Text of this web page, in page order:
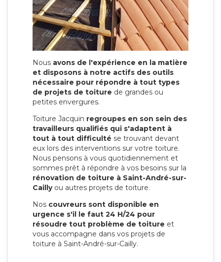
Nous avons de l'expérience en la matière
et disposons à notre actifs des outils
nécessaire pour répondre à tout types
de projets de toiture de grandes ou
petites envergures.
Toiture Jacquin regroupes en son sein des
travailleurs qualifiés qui s'adaptent à
tout à tout difficulté se trouvant devant
eux lors des interventions sur votre toiture.
Nous pensons à vous quotidiennement et
sommes prêt à répondre à vos besoins sur la
rénovation de toiture à Saint-André-sur-
Caillyou autres projets de toiture.
Nos couvreurs sont disponible en
urgence s'il le faut 24 H/24 pour
résoudre tout problème de toiture et
vous accompagne dans vos projets de
toiture à Saint-André-sur-Cailly.